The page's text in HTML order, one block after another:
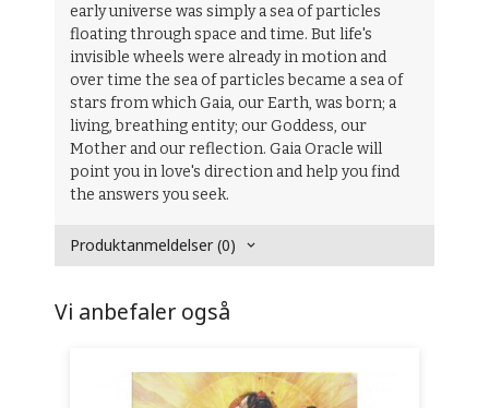
early universe was simply a sea of particles
floating through space and time. But life's
invisible wheels were already in motion and
over time the sea of particles became a sea of
stars from which Gaia, our Earth, was born; a
living, breathing entity; our Goddess, our
Mother and our reflection. Gaia Oracle will
point you in love's direction and help you find
the answers you seek.
Produktanmeldelser (0)
Vi anbefaler også